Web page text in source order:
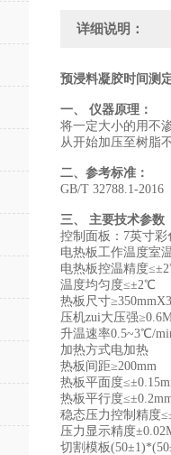
详细说明：
预浸料凝胶时间测
一、 仪器原理：
将一定大小的用不
从开始加压至树脂
二、参考标准：
GB/T 32788.1-
三、 主要技术参数
控制面板：7英寸
电热板工作温度室
电热板控温精度
温度均匀度≤±2℃
热板尺寸
压机zui大压强
升温速率0.5~3℃/
加热方式电加热
热板间距≥200mm
热板平面度
热板平行度
稳态压力控制精度
压力显示精度
切割模板